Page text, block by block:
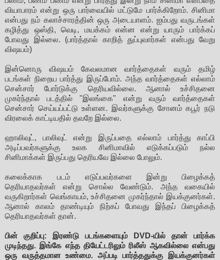
வியாபாரம் என்று ஒரு பார்வையில் மட்டுமே பார்க்கிறோம். சினிமா
என்பது நம் கலாச்சாரத்தின் ஒரு அடையாளம். ஐம்பது வருடங்கள்
கழித்து ஒஸ்தி, வெடி, மயக்கம் என்ன என்று யாரும் பார்க்கப்
போவது இல்லை. (பார்த்தால் காறித் துப்புவார்கள் என்பது வேறு
விஷயம்)
இன்னொரு விஷயம் கேவலமான வார்த்தைகள் வரும் தமிழ்
படங்கள் நிறைய பார்த்து இருப்போம். அந்த வார்த்தைகள் எல்லாம்
சென்சார் போர்டுக்கு தெரியவில்லை. ஆனால் உச்சிதனை
முகர்ந்தால் படத்தில் "இலங்கை" என்று வரும் வார்த்தைகள்
சென்சார் செய்யப்பட்டு உள்ளன. இவர்களுக்கு சோனம் கபூர் நடு
விரலைக் காட்டியதில் தவறே இல்லை.
ஹாலிவுட், பாலிவுட் என்று இருப்பதை எல்லாம் பார்த்து காப்பி
அடிப்பவர்களுக்கு உலக சினிமாவில் எடுக்கப்படும் நல்ல
சினிமாக்கள் இருப்பது தெரியவே இல்லை போலும்.
கலைக்காக படம் எடுப்பவர்களை இன்று பிழைக்கத்
தெரியாதவர்கள் என்று சொல்ல வேண்டும். அந்த வகையில்
வருகிறார்கள் வெங்காயம், உச்சிதனை முகர்ந்தால் இயக்குனர்கள்.
ஆனால் காலம் தாண்டியும் நிற்கப் போவது இந்தப் பிழைக்கத்
தெரியாதவர்கள் தான்.
பின் குறிப்பு: இரண்டு படங்களையும் DVD-யில் தான் பார்க்க
முடிந்தது. இங்கே எந்த தியேட்டரிலும் ரிலீஸ் ஆகவில்லை என்பது
ஒரு வருத்தமான உண்மை. அப்படி பார்த்ததுக்கு இயக்குனர்கள்